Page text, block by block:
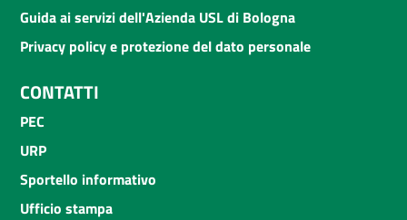
Guida ai servizi dell'Azienda USL di Bologna
Privacy policy e protezione del dato personale
CONTATTI
PEC
URP
Sportello informativo
Ufficio stampa